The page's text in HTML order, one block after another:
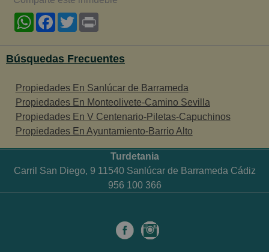
WhatsAppFacebook
Twitter
Búsquedas Frecuentes
Propiedades En Sanlúcar de Barrameda
Propiedades En Monteolivete-Camino Sevilla
Propiedades En V Centenario-Piletas-Capuchinos
Propiedades En Ayuntamiento-Barrio Alto
Turdetania
Carril San Diego, 9 11540 Sanlúcar de Barrameda Cádiz
956 100 366